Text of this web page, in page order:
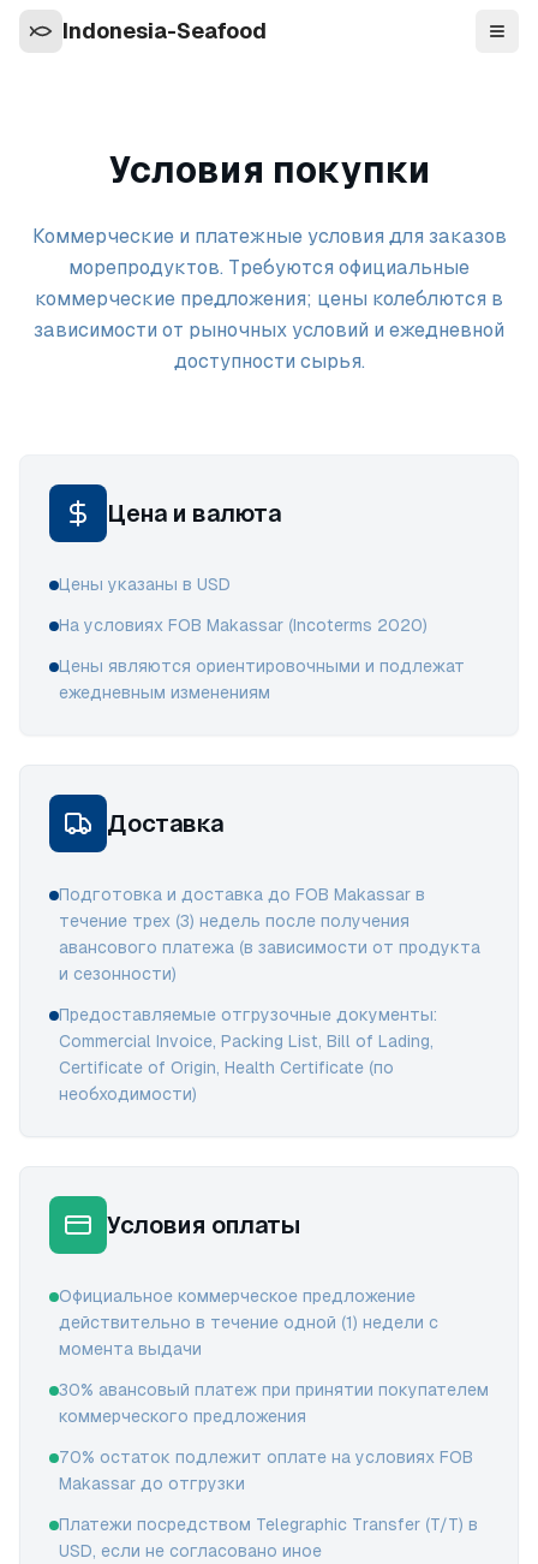
Indonesia-Seafood
Условия покупки
Коммерческие и платежные условия для заказов
морепродуктов. Требуются официальные
коммерческие предложения; цены колеблются в
зависимости от рыночных условий и ежедневной
доступности сырья.
Цена и валюта
Цены указаны в USD
На условиях FOB Makassar (Incoterms 2020)
Цены являются ориентировочными и подлежат
ежедневным изменениям
Доставка
Подготовка и доставка до FOB Makassar в
течение трех (3) недель после получения
авансового платежа (в зависимости от продукта
и сезонности)
Предоставляемые отгрузочные документы:
Commercial Invoice, Packing List, Bill of Lading,
Certificate of Origin, Health Certificate (по
необходимости)
Условия оплаты
Официальное коммерческое предложение
действительно в течение одной (1) недели с
момента выдачи
30% авансовый платеж при принятии покупателем
коммерческого предложения
70% остаток подлежит оплате на условиях FOB
Makassar до отгрузки
Платежи посредством Telegraphic Transfer (T/T) в
USD, если не согласовано иное